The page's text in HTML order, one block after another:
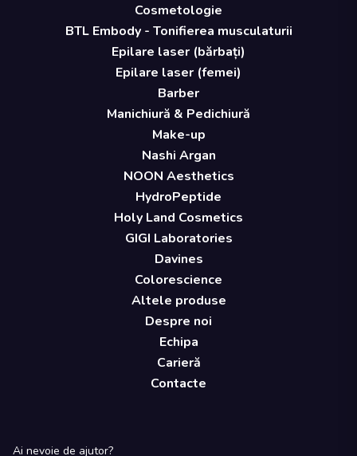
Cosmetologie
BTL Embody - Tonifierea musculaturii
Epilare laser (bărbați)
Epilare laser (femei)
Barber
Manichiură & Pedichiură
Make-up
Nashi Argan
NOON Aesthetics
HydroPeptide
Holy Land Cosmetics
GIGI Laboratories
Davines
Colorescience
Altele produse
Despre noi
Echipa
Carieră
Contacte
Ai nevoie de ajutor?